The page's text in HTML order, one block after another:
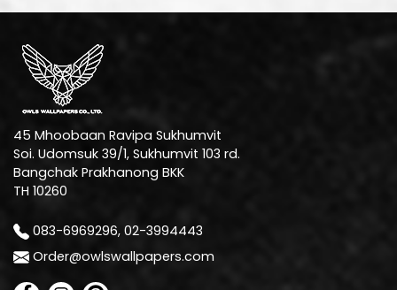
45 Mhoobaan Ravipa Sukhumvit
Soi. Udomsuk 39/1, Sukhumvit 103 rd.
Bangchak Prakhanong BKK
TH 10260
083-6969296, 02-3994443
Order@owlswallpapers.com